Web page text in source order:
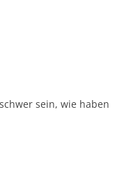
sein, wie haben